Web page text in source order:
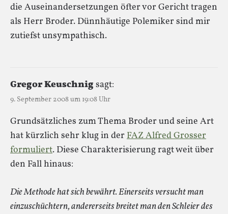
die Auseinandersetzungen öfter vor Gericht tragen
als Herr Broder. Dünnhäutige Polemiker sind mir
zutiefst unsympathisch.
Gregor Keuschnigsagt:
9. September 2008 um 19:08 Uhr
Grundsätzliches zum Thema Broder und seine Art
hat kürzlich sehr klug in der FAZ Alfred Grosser
formuliert. Diese Charakterisierung ragt weit über
den Fall hinaus:
Die Methode hat sich bewährt. Einerseits versucht man
einzuschüchtern, andererseits breitet man den Schleier des